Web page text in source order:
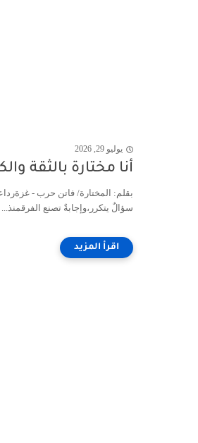
يوليو 29, 2026
أنا مختارة بالثقة
بقلم: المختارة/ فاتن حرب -
سؤالٌ يتكرر،وإجابةٌ تصنع الفرقمنذ...